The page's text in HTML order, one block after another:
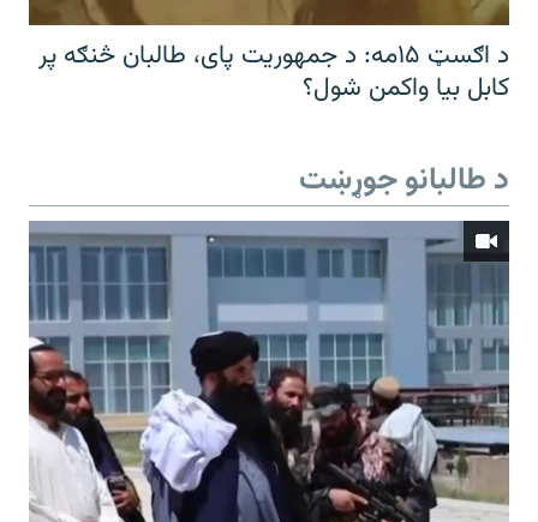
د اګسټ ۱۵مه: د جمهوریت پای، طالبان څنګه پر
کابل بیا واکمن شول؟
د طالبانو جوړښت